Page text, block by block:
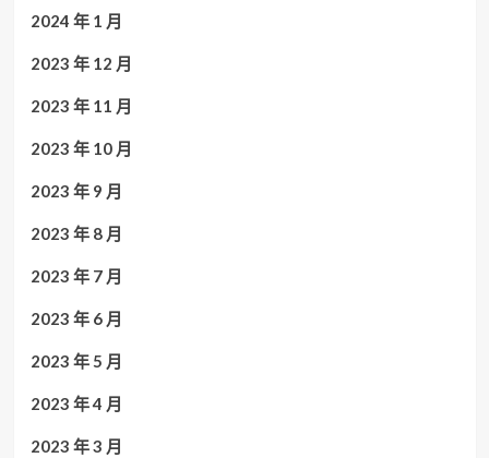
2024 年 1 月
2023 年 12 月
2023 年 11 月
2023 年 10 月
2023 年 9 月
2023 年 8 月
2023 年 7 月
2023 年 6 月
2023 年 5 月
2023 年 4 月
2023 年 3 月